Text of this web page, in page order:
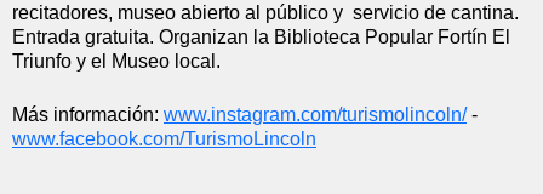
recitadores, museo abierto al público y  servicio de cantina.
Entrada gratuita. Organizan la Biblioteca Popular Fortín El
Triunfo y el Museo local.
Más información: www.instagram.com/turismolincoln/
www.facebook.com/TurismoLincoln